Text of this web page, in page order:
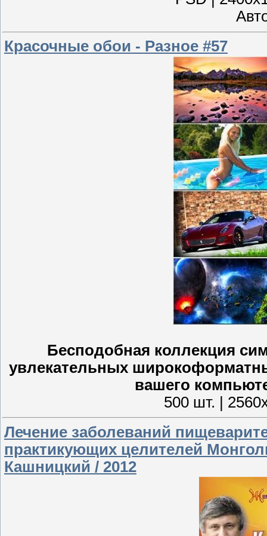
Красочные обои - Разное #57
Бесподобная коллекция
увлекательных
вашего
500 шт. |
Лечение заболеваний
практикующих целителей
Кашницкий / 2012